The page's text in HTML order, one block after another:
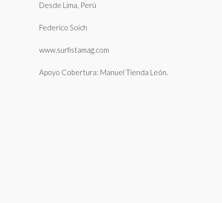
Desde Lima, Perú
Federico Soich
www.surfistamag.com
Apoyo Cobertura: Manuel Tienda León.